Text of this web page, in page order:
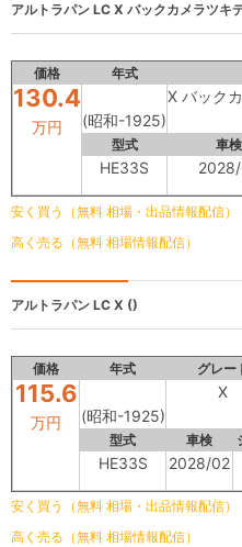
アルトラパン LC X バックカメラツキ
価格 年式
130.4
万円 (昭和-1925)
X バック
型式 車検
HE33S
安く買う（無料 相場・出品情報配信）
高く売る（無料 相場情報配信）
アルトラパン LC X ()
価格 年式 グレー
115.6
万円 (昭和-1925)
X
型式 車検
HE33S 2028/02
安く買う（無料 相場・出品情報配信）
高く売る（無料 相場情報配信）